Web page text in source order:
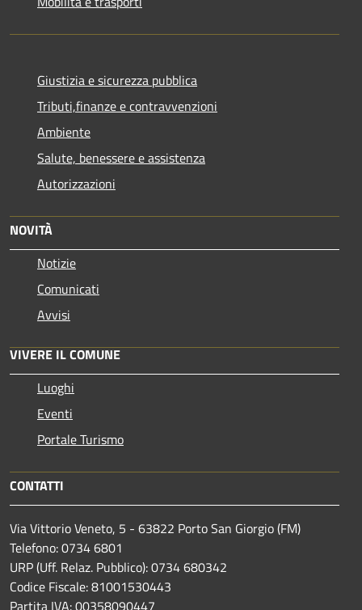
Giustizia e sicurezza pubblica
Tributi,finanze e contravvenzioni
Ambiente
Salute, benessere e assistenza
Autorizzazioni
NOVITÀ
Notizie
Comunicati
Avvisi
VIVERE IL COMUNE
Luoghi
Eventi
Portale Turismo
CONTATTI
Via Vittorio Veneto, 5 - 63822 Porto San Giorgio (FM)
Telefono: 0734 6801
URP (Uff. Relaz. Pubblico): 0734 680342
Codice Fiscale: 81001530443
Partita IVA: 00358090447